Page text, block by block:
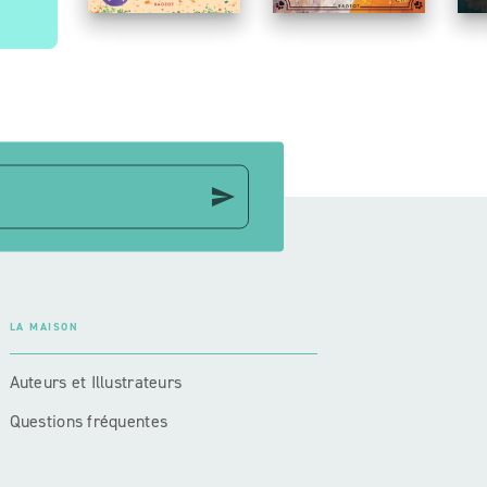
send
LA MAISON
Auteurs et Illustrateurs
Questions fréquentes